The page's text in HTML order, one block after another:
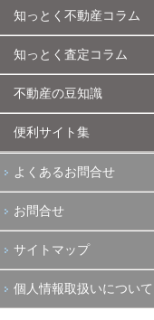
知っとく不動産コラム
知っとく査定コラム
不動産の豆知識
便利サイト集
よくあるお問合せ
お問合せ
サイトマップ
個人情報取扱いについて